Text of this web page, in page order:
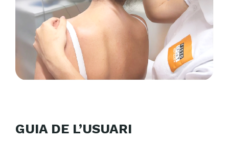
GUIA DE L’USUARI